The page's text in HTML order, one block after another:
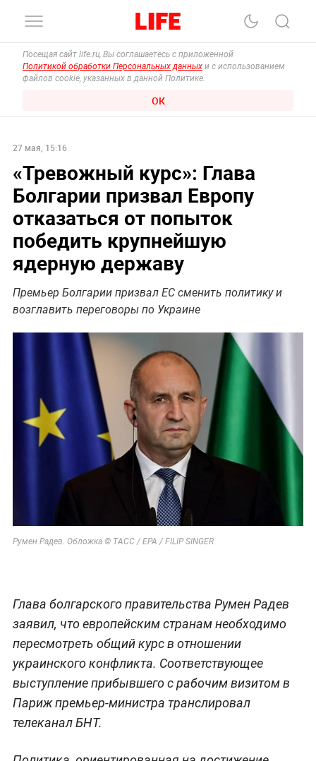
Посещая сайт life.ru, Вы соглашаетесь с приложенной
Политикой обработки Персональных данных и с использованием
файлов cookie, указанных в данной Политике.
ОК
27 мая, 15:16
«Тревожный курс»: Глава
Болгарии призвал Европу
отказаться от попыток
победить крупнейшую
ядерную державу
Премьер Болгарии призвал ЕС сменить политику и
возглавить переговоры по Украине
Румен Радев. Обложка © ТАСС / EPA / FILIP SINGER
Глава болгарского правительства Румен Радев
заявил, что европейским странам необходимо
пересмотреть общий курс в отношении
украинского конфликта. Соответствующее
выступление прибывшего с рабочим визитом в
Париж премьер-министра транслировал
телеканал БНТ.